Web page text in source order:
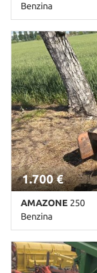
Benzina
Km non
1.700 €
AMAZONE 250
Benzina
Km non